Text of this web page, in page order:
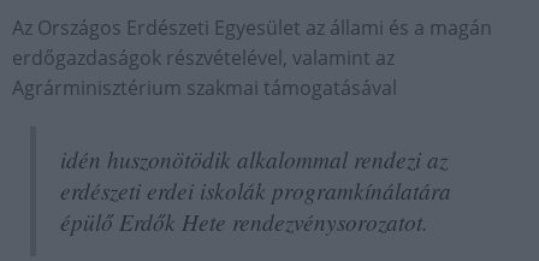
Az Országos Erdészeti Egyesület az állami és a magán
erdőgazdaságok részvételével, valamint az
Agrárminisztérium szakmai támogatásával
idén huszonötödik alkalommal rendezi az
erdészeti erdei iskolák programkínálatára
épülő Erdők Hete rendezvénysorozatot.